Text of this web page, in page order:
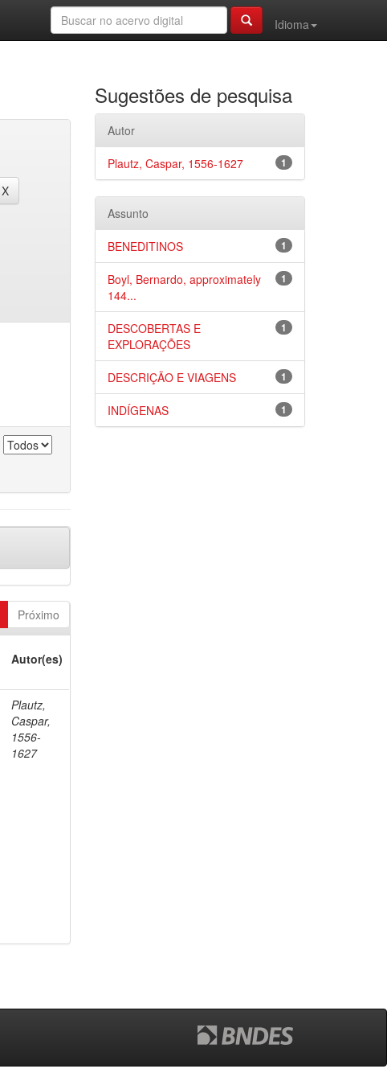
Idioma
Próximo
Autor(es)
Plautz,
Caspar,
1556-
1627
Sugestões de pesquisa
Autor
1
Plautz, Caspar, 1556-1627
Assunto
1
BENEDITINOS
1
Boyl, Bernardo, approximately
144...
1
DESCOBERTAS E
EXPLORAÇÕES
1
DESCRIÇÃO E VIAGENS
1
INDÍGENAS